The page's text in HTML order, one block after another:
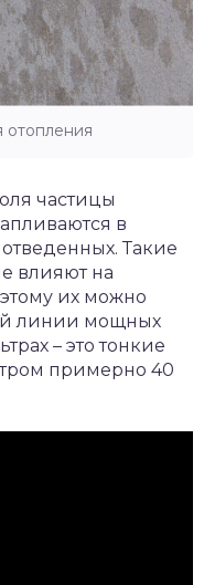
отопления
частицы
в
Такие
влияют на
их можно
линии мощных
– это тонкие
примерно 40